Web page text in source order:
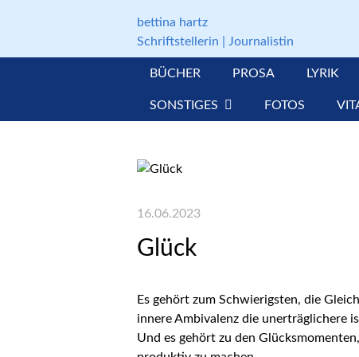
bettina hartz
Schriftstellerin | Journalistin
BÜCHER PROSA LYRIK
SONSTIGES FOTOS
16.06.2023
Glück
Es gehört zum Schwierigsten, die
innere Ambivalenz die unerträglichere
Und es gehört zu den